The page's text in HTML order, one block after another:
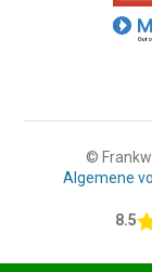
©
Algemene
8.5